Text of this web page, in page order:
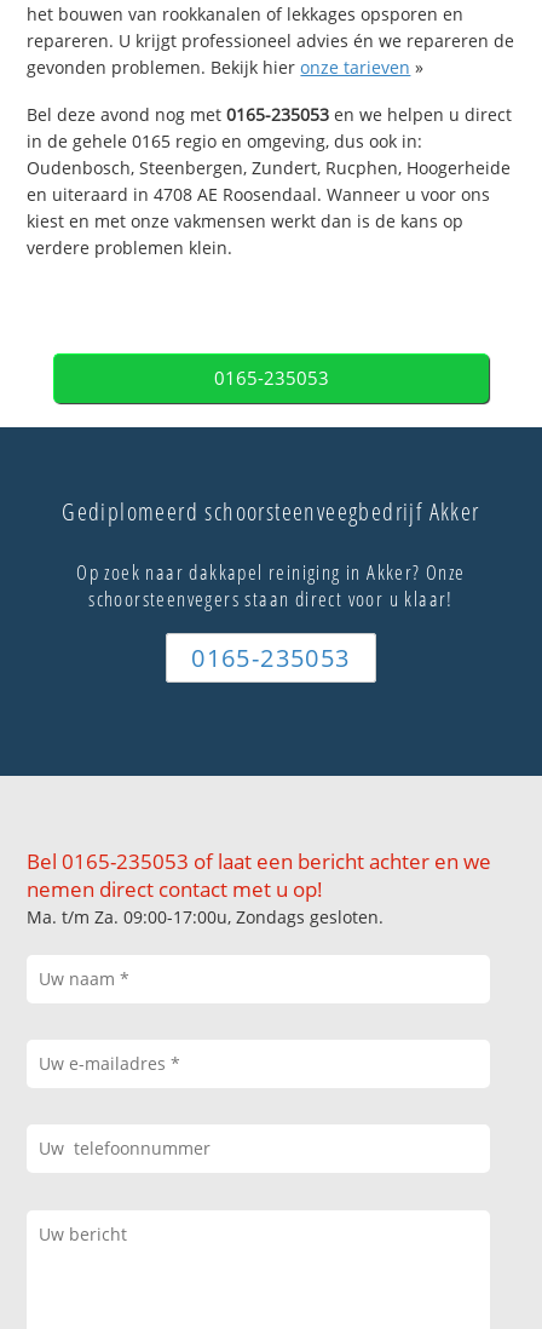
het bouwen van rookkanalen of lekkages opsporen en
repareren. U krijgt professioneel advies én we repareren de
gevonden problemen. Bekijk hieronze tarieven »
Bel deze avond nog met0165-235053 en we helpen u direct
in de gehele 0165 regio en omgeving, dus ook in:
Oudenbosch, Steenbergen, Zundert, Rucphen, Hoogerheide
en uiteraard in 4708 AE Roosendaal. Wanneer u voor ons
kiest en met onze vakmensen werkt dan is de kans op
verdere problemen klein.
0165-235053
Gediplomeerd schoorsteenveegbedrijf Akker
Op zoek naar dakkapel reiniging in Akker? Onze
schoorsteenvegers staan direct voor u klaar!
0165-235053
Bel 0165-235053 of laat een bericht achter en we
nemen direct contact met u op!
Ma. t/m Za. 09:00-17:00u, Zondags gesloten.